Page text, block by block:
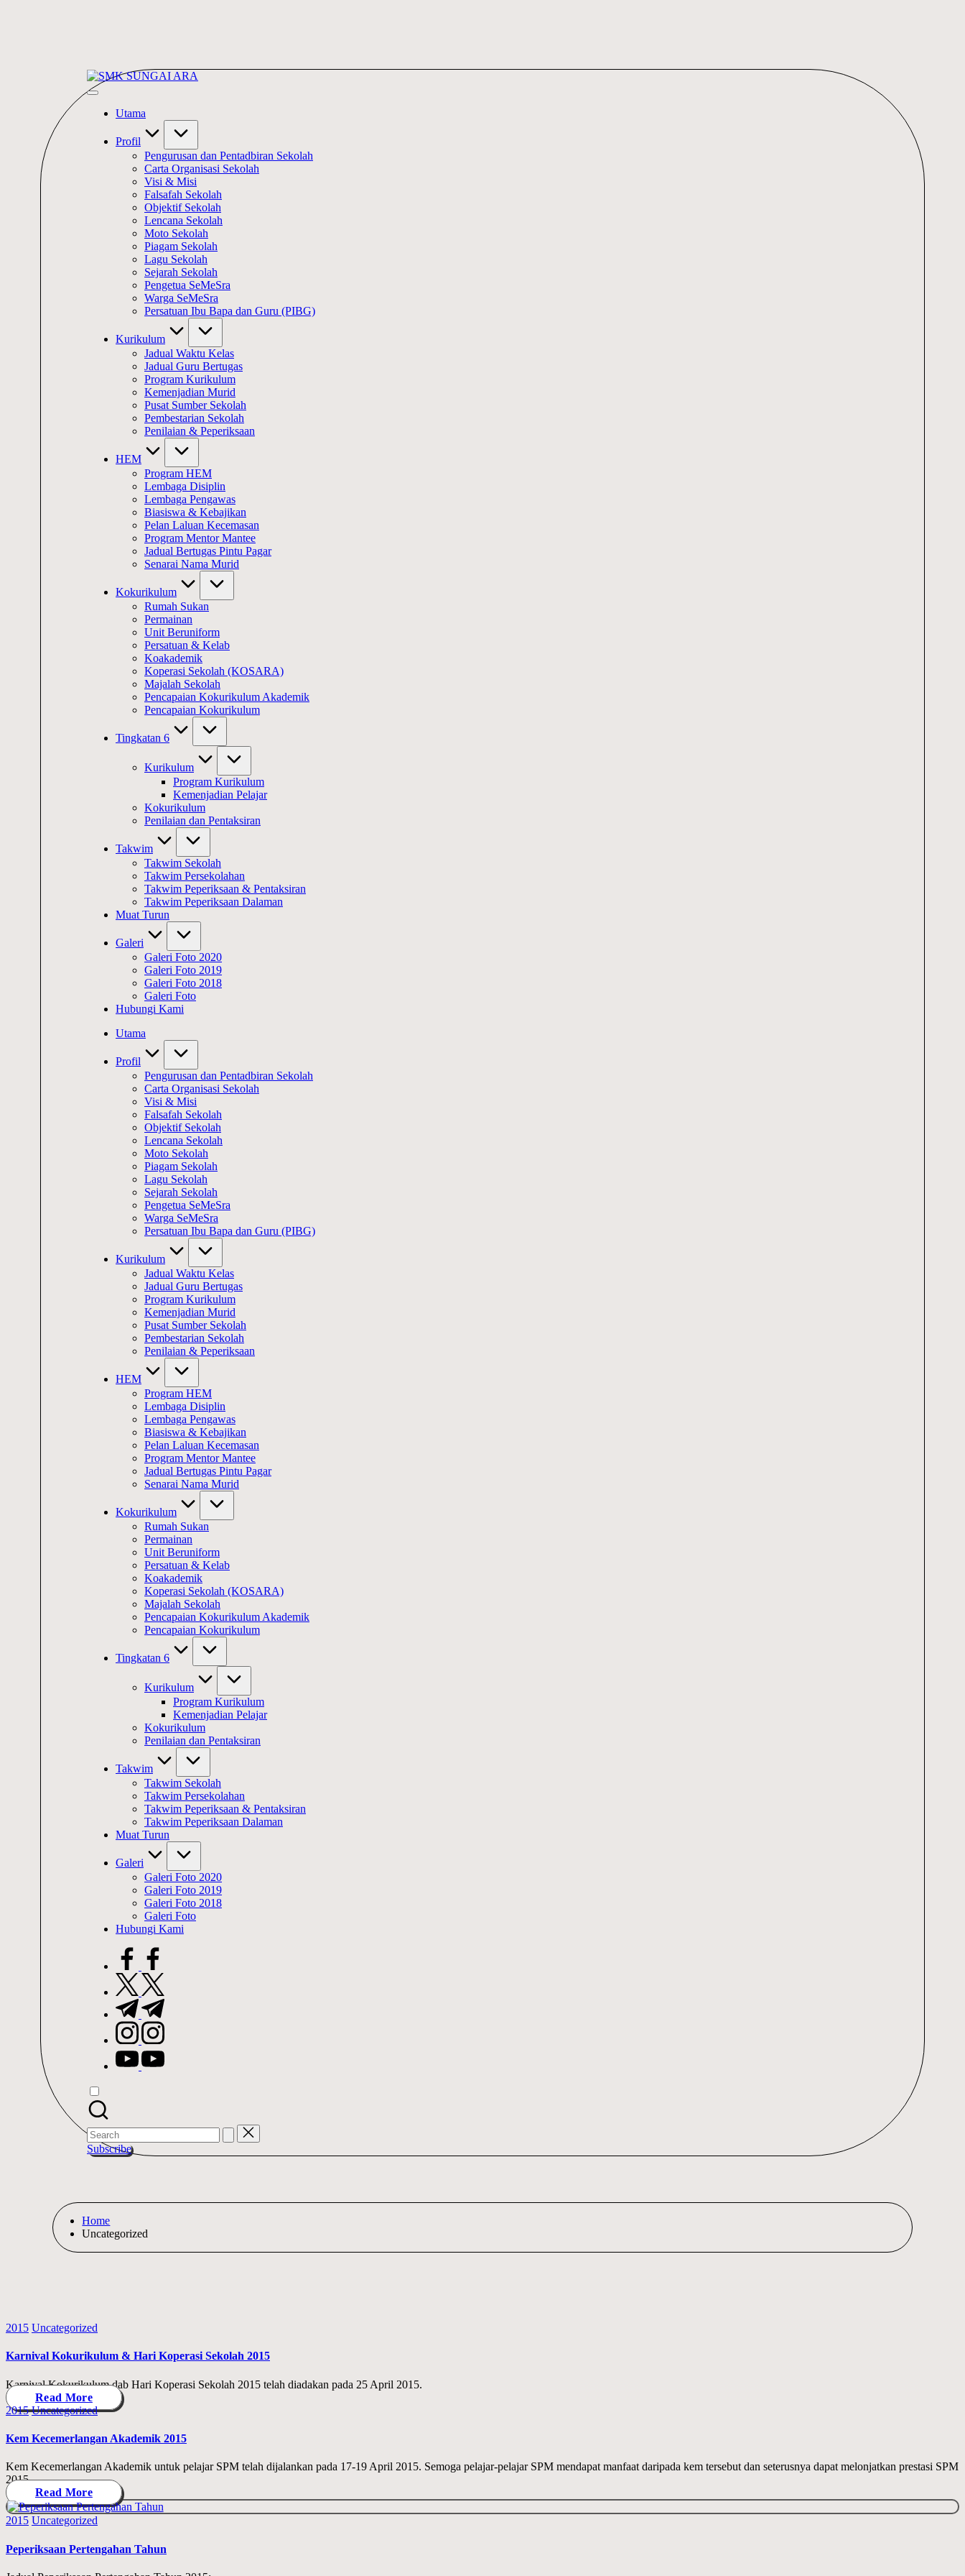
#KetekunanNadiKecemerlangan
#SeMeSradiHati
Utama
Profil
Pengurusan dan Pentadbiran Sekolah
Carta Organisasi Sekolah
Visi & Misi
Falsafah Sekolah
Objektif Sekolah
Lencana Sekolah
Moto Sekolah
Piagam Sekolah
Lagu Sekolah
Sejarah Sekolah
Pengetua SeMeSra
Warga SeMeSra
Persatuan Ibu Bapa dan Guru (PIBG)
Kurikulum
Jadual Waktu Kelas
Jadual Guru Bertugas
Program Kurikulum
Kemenjadian Murid
Pusat Sumber Sekolah
Pembestarian Sekolah
Penilaian & Peperiksaan
HEM
Program HEM
Lembaga Disiplin
Lembaga Pengawas
Biasiswa & Kebajikan
Pelan Laluan Kecemasan
Program Mentor Mantee
Jadual Bertugas Pintu Pagar
Senarai Nama Murid
Kokurikulum
Rumah Sukan
Permainan
Unit Beruniform
Persatuan & Kelab
Koakademik
Koperasi Sekolah (KOSARA)
Majalah Sekolah
Pencapaian Kokurikulum Akademik
Pencapaian Kokurikulum
Tingkatan 6
Kurikulum
Program Kurikulum
Kemenjadian Pelajar
Kokurikulum
Penilaian dan Pentaksiran
Takwim
Takwim Sekolah
Takwim Persekolahan
Takwim Peperiksaan & Pentaksiran
Takwim Peperiksaan Dalaman
Muat Turun
Galeri
Galeri Foto 2020
Galeri Foto 2019
Galeri Foto 2018
Galeri Foto
Hubungi Kami
Utama
Profil
Pengurusan dan Pentadbiran Sekolah
Carta Organisasi Sekolah
Visi & Misi
Falsafah Sekolah
Objektif Sekolah
Lencana Sekolah
Moto Sekolah
Piagam Sekolah
Lagu Sekolah
Sejarah Sekolah
Pengetua SeMeSra
Warga SeMeSra
Persatuan Ibu Bapa dan Guru (PIBG)
Kurikulum
Jadual Waktu Kelas
Jadual Guru Bertugas
Program Kurikulum
Kemenjadian Murid
Pusat Sumber Sekolah
Pembestarian Sekolah
Penilaian & Peperiksaan
HEM
Program HEM
Lembaga Disiplin
Lembaga Pengawas
Biasiswa & Kebajikan
Pelan Laluan Kecemasan
Program Mentor Mantee
Jadual Bertugas Pintu Pagar
Senarai Nama Murid
Kokurikulum
Rumah Sukan
Permainan
Unit Beruniform
Persatuan & Kelab
Koakademik
Koperasi Sekolah (KOSARA)
Majalah Sekolah
Pencapaian Kokurikulum Akademik
Pencapaian Kokurikulum
Tingkatan 6
Kurikulum
Program Kurikulum
Kemenjadian Pelajar
Kokurikulum
Penilaian dan Pentaksiran
Takwim
Takwim Sekolah
Takwim Persekolahan
Takwim Peperiksaan & Pentaksiran
Takwim Peperiksaan Dalaman
Muat Turun
Galeri
Galeri Foto 2020
Galeri Foto 2019
Galeri Foto 2018
Galeri Foto
Hubungi Kami
facebook.com
twitter.com
t.me
instagram.com
youtube.com
Search
for:
Subscribe
Home
Uncategorized
Posted
2015 Uncategorized
Karnival Kokurikulum & Hari Koperasi Sekolah 2015
Karnival Kokurikulum dab Hari Koperasi Sekolah 2015 telah diadakan pada 25 April 2015.
Read More
Posted
2015 Uncategorized
Kem Kecemerlangan Akademik 2015
Kem Kecemerlangan Akademik untuk pelajar SPM telah dijalankan pada 17-19 April 2015. Semoga pelajar-pelajar SPM mendapat manfaat daripada kem tersebut dan seterusnya dapat melonjatkan prestasi SPM
2015.
Read More
Posted
2015 Uncategorized
Peperiksaan Pertengahan Tahun